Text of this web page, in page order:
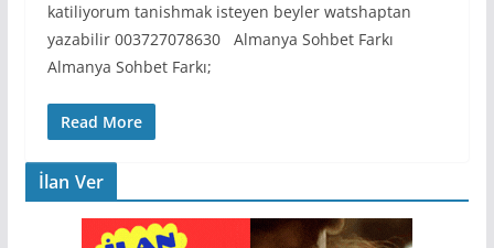
katiliyorum tanishmak isteyen beyler watshaptan
yazabilir 003727078630 Almanya Sohbet Farkı
Almanya Sohbet Farkı;
Read More
İlan Ver